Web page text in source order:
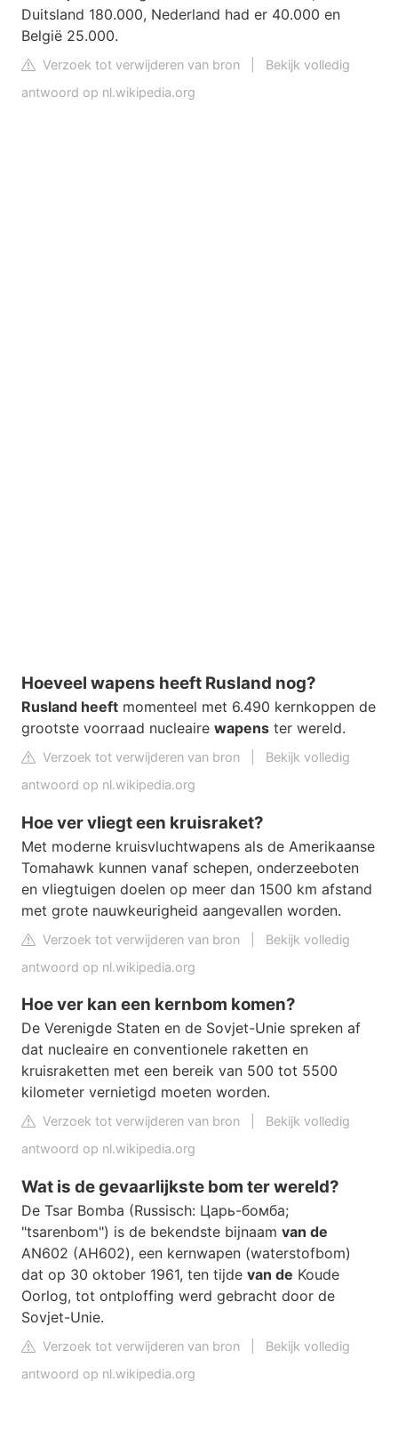
Duitsland 180.000, Nederland had er 40.000 en
België 25.000.
Verzoek tot verwijderen van bron
Bekijk volledig
antwoord op nl.wikipedia.org
Hoeveel wapens heeft Rusland nog?
Rusland heeft momenteel met 6.490 kernkoppen de
grootste voorraad nucleaire wapens ter wereld.
Verzoek tot verwijderen van bron
Bekijk volledig
antwoord op nl.wikipedia.org
Hoe ver vliegt een kruisraket?
Met moderne kruisvluchtwapens als de Amerikaanse
Tomahawk kunnen vanaf schepen, onderzeeboten
en vliegtuigen doelen op meer dan 1500 km afstand
met grote nauwkeurigheid aangevallen worden.
Verzoek tot verwijderen van bron
Bekijk volledig
antwoord op nl.wikipedia.org
Hoe ver kan een kernbom komen?
De Verenigde Staten en de Sovjet-Unie spreken af
dat nucleaire en conventionele raketten en
kruisraketten met een bereik van 500 tot 5500
kilometer vernietigd moeten worden.
Verzoek tot verwijderen van bron
Bekijk volledig
antwoord op nl.wikipedia.org
Wat is de gevaarlijkste bom ter wereld?
De Tsar Bomba (Russisch: Царь-бомба;
"tsarenbom") is de bekendste bijnaam van de
AN602 (АН602), een kernwapen (waterstofbom)
dat op 30 oktober 1961, ten tijde van de Koude
Oorlog, tot ontploffing werd gebracht door de
Sovjet-Unie.
Verzoek tot verwijderen van bron
Bekijk volledig
antwoord op nl.wikipedia.org